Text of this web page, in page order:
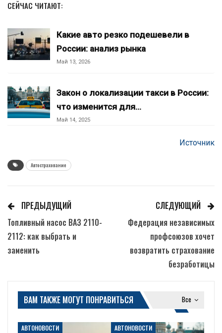
СЕЙЧАС ЧИТАЮТ:
Какие авто резко подешевели в
России: анализ рынка
Май 13, 2026
Закон о локализации такси в России:
что изменится для…
Май 14, 2025
Источник
Автострахование
ПРЕДЫДУЩИЙ
Топливный насос ВАЗ 2110-
2112: как выбрать и
заменить
СЛЕДУЮЩИЙ
Федерация независимых
профсоюзов хочет
возвратить страхование
безработицы
Все
ВАМ ТАКЖЕ МОГУТ ПОНРАВИТЬСЯ
АВТОНОВОСТИ АВТОНОВОСТИ